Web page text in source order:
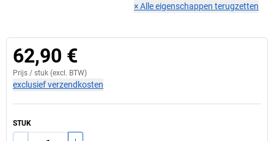
×Alle eigenschappen terugzetten
62,90 €
Prijs / stuk (excl. BTW)
exclusief verzendkosten
STUK